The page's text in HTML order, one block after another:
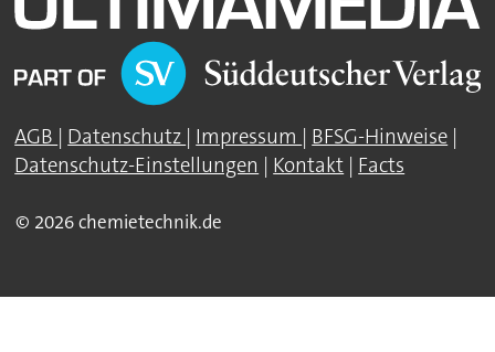
AGB | Datenschutz | Impressum | BFSG-Hinweise |
Datenschutz-Einstellungen | Kontakt | Facts
© 2026 chemietechnik.de